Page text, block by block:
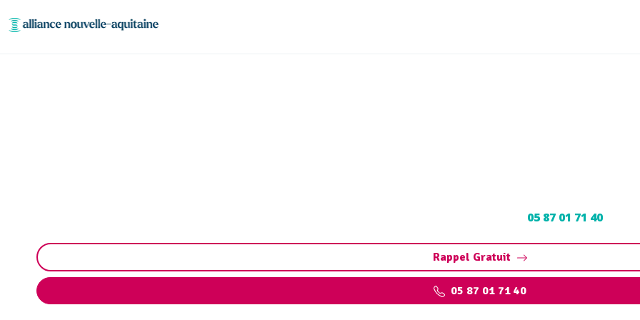
05 87 01 71 40
Rappel Gratuit
05 87 01 71 40